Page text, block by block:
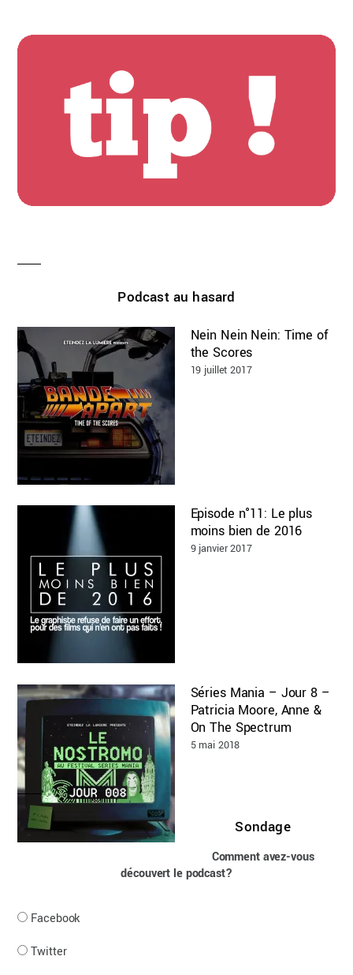
Podcast au hasard
Nein Nein Nein: Time of
the Scores
19 juillet 2017
Episode n°11: Le plus
moins bien de 2016
9 janvier 2017
Séries Mania – Jour 8 –
Patricia Moore, Anne &
On The Spectrum
5 mai 2018
Sondage
Comment avez-vous
découvert le podcast?
Facebook
Twitter